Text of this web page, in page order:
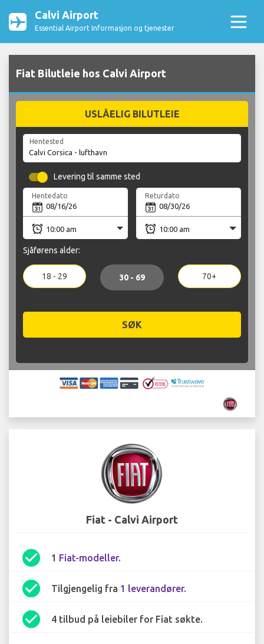
Calvi Airport
Essential Airport Informasjon og tjenester
Fiat Bilutleie hos Calvi Airport
USLÅELIG BILUTLEIE
Hentested
Levering til samme sted
Hentedato Returdato
Sjåførens alder:
18 - 29 30 - 69 70+
SØK
Fiat - Calvi Airport
check_circle 1 Fiat-modeller.
check_circle Tilgjengelig fra 1 leverandører.
check_circle 4 tilbud på leiebiler for Fiat søkte.